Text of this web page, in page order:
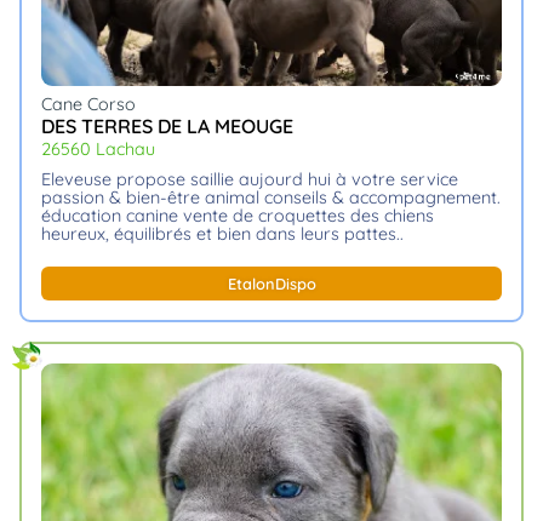
Cane Corso
DES TERRES DE LA MEOUGE
26560 Lachau
eleveuse propose saillie aujourd hui à votre service
passion & bien-être animal conseils & accompagnement.
éducation canine vente de croquettes des chiens
heureux, équilibrés et bien dans leurs pattes
EtalonDispo